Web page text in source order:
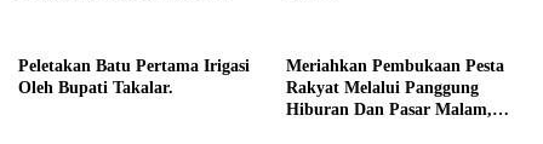
Peletakan Batu Pertama Irigasi
Oleh Bupati Takalar.
Meriahkan Pembukaan Pesta
Rakyat Melalui Panggung
Hiburan Dan Pasar Malam,